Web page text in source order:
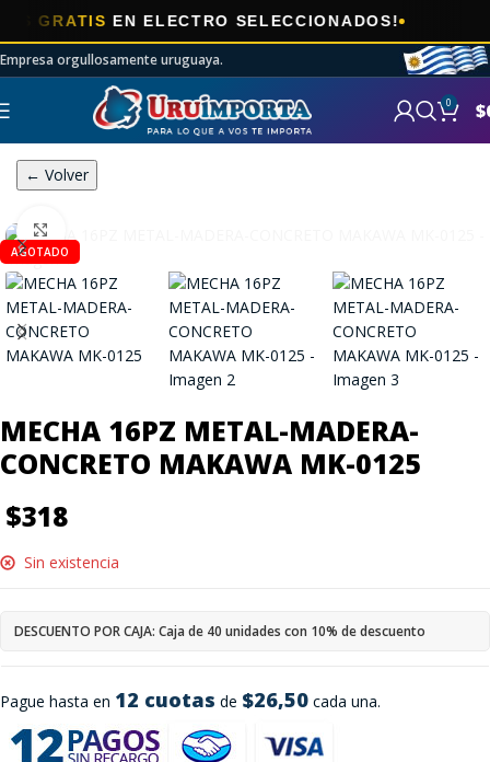
EN ELECTRO SELECCIONADOS!
Empresa orgullosamente uruguaya.
0 $
← Volver
AGOTADO
MECHA 16PZ METAL-MADERA-
CONCRETO MAKAWA MK-0125
$318
Pague hasta en 12 cuotas de $26,50 cada una.
Sin existencia
DESCUENTO POR CAJA: Caja de 40 unidades con 10% de descuento